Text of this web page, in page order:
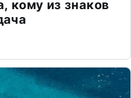
кому из знаков